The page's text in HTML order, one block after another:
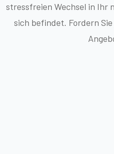
stressfreien Wechsel in Ihr
sich befindet. Fordern